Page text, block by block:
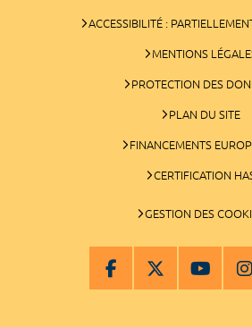
ACCESSIBILITÉ :
MENTIONS
PROTECTION DES
PLAN DU SITE
FINANCEMENTS
CERTIFICATION
GESTION DES